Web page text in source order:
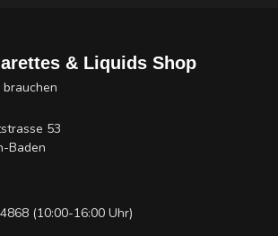
& Liquids Shop
53
Baden
(10:00-16:00 Uhr)